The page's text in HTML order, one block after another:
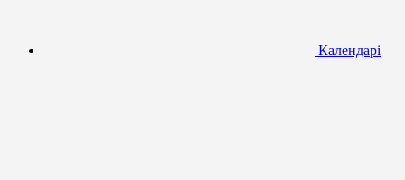
Календарі